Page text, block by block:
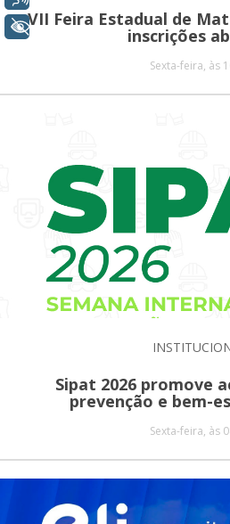
VII Feira Estadual de
inscrições
Sexta-feira, às
Sipat 2026 promove
prevenção e bem-
Sexta-feira, às
+ Acessibilidade